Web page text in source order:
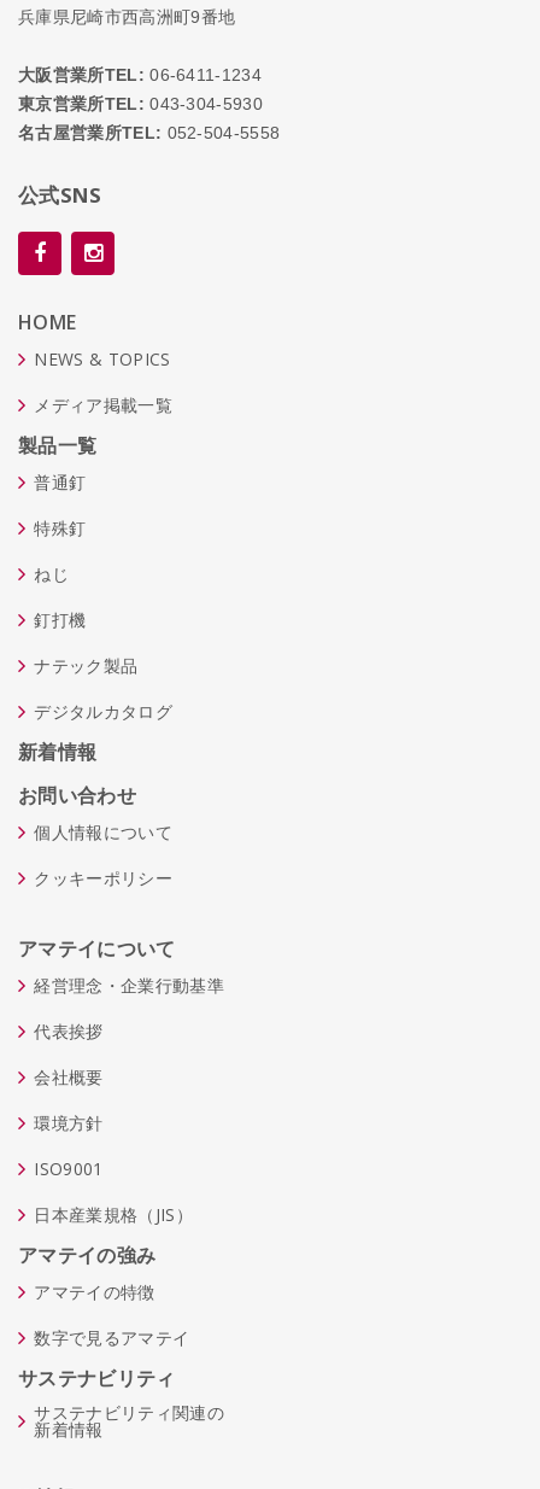
兵庫県尼崎市西高洲町9番地
大阪営業所TEL: 06-6411-1234
東京営業所TEL: 043-304-5930
名古屋営業所TEL: 052-504-5558
公式SNS
HOME
NEWS & TOPICS
メディア掲載一覧
製品一覧
普通釘
特殊釘
ねじ
釘打機
ナテック製品
デジタルカタログ
新着情報
お問い合わせ
個人情報について
クッキーポリシー
アマテイについて
経営理念・企業行動基準
代表挨拶
会社概要
環境方針
ISO9001
日本産業規格（JIS）
アマテイの強み
アマテイの特徴
数字で見るアマテイ
サステナビリティ
サステナビリティ関連の
新着情報